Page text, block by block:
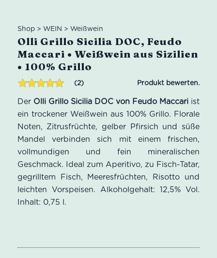
Shop> WEIN > Weißwein
Olli Grillo Sicilia DOC, Feudo
Maccari • Weißwein aus Sizilien
• 100% Grillo
Bewertet mit
5.00 von 5,
basierend
auf
Kundenbewertungen
2
Der Olli Grillo Sicilia DOC von Feudo Maccari ist
ein trockener Weißwein aus 100% Grillo. Florale
Noten, Zitrusfrüchte, gelber Pfirsich und süße
Mandel verbinden sich mit einem frischen,
vollmundigen und fein mineralischen
Geschmack. Ideal zum Aperitivo, zu Fisch-Tatar,
gegrilltem Fisch, Meeresfrüchten, Risotto und
leichten Vorspeisen. Alkoholgehalt: 12,5% Vol.
Inhalt: 0,75 l.